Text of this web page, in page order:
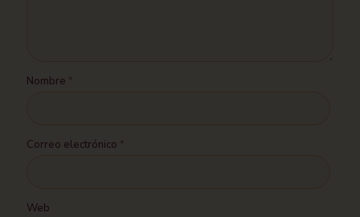
Nombre *
Correo electrónico *
Web